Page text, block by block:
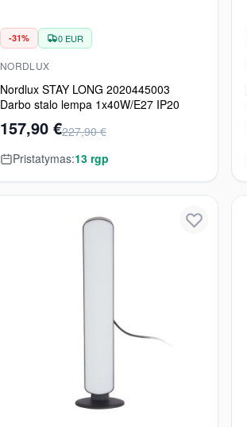
-31% 0 EUR
NORDLUX
Nordlux STAY LONG 2020445003
Darbo stalo lempa 1x40W/E27 IP20
157,90 €227,90 €
Pristatymas:13 rgp